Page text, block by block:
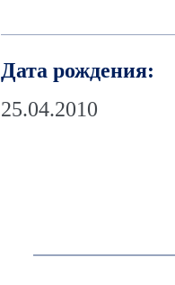
Дата рождения:
25.04.2010